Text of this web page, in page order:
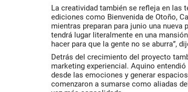
La creatividad también se refleja en las
ediciones como Bienvenida de Otoño,
mientras preparan para junio una nueva
tendrá lugar literalmente en una
hacer para que la gente no se aburra”,
Detrás del crecimiento del proyecto
marketing experiencial. Aquino
desde las emociones y generar
comenzaron a sumarse como aliadas